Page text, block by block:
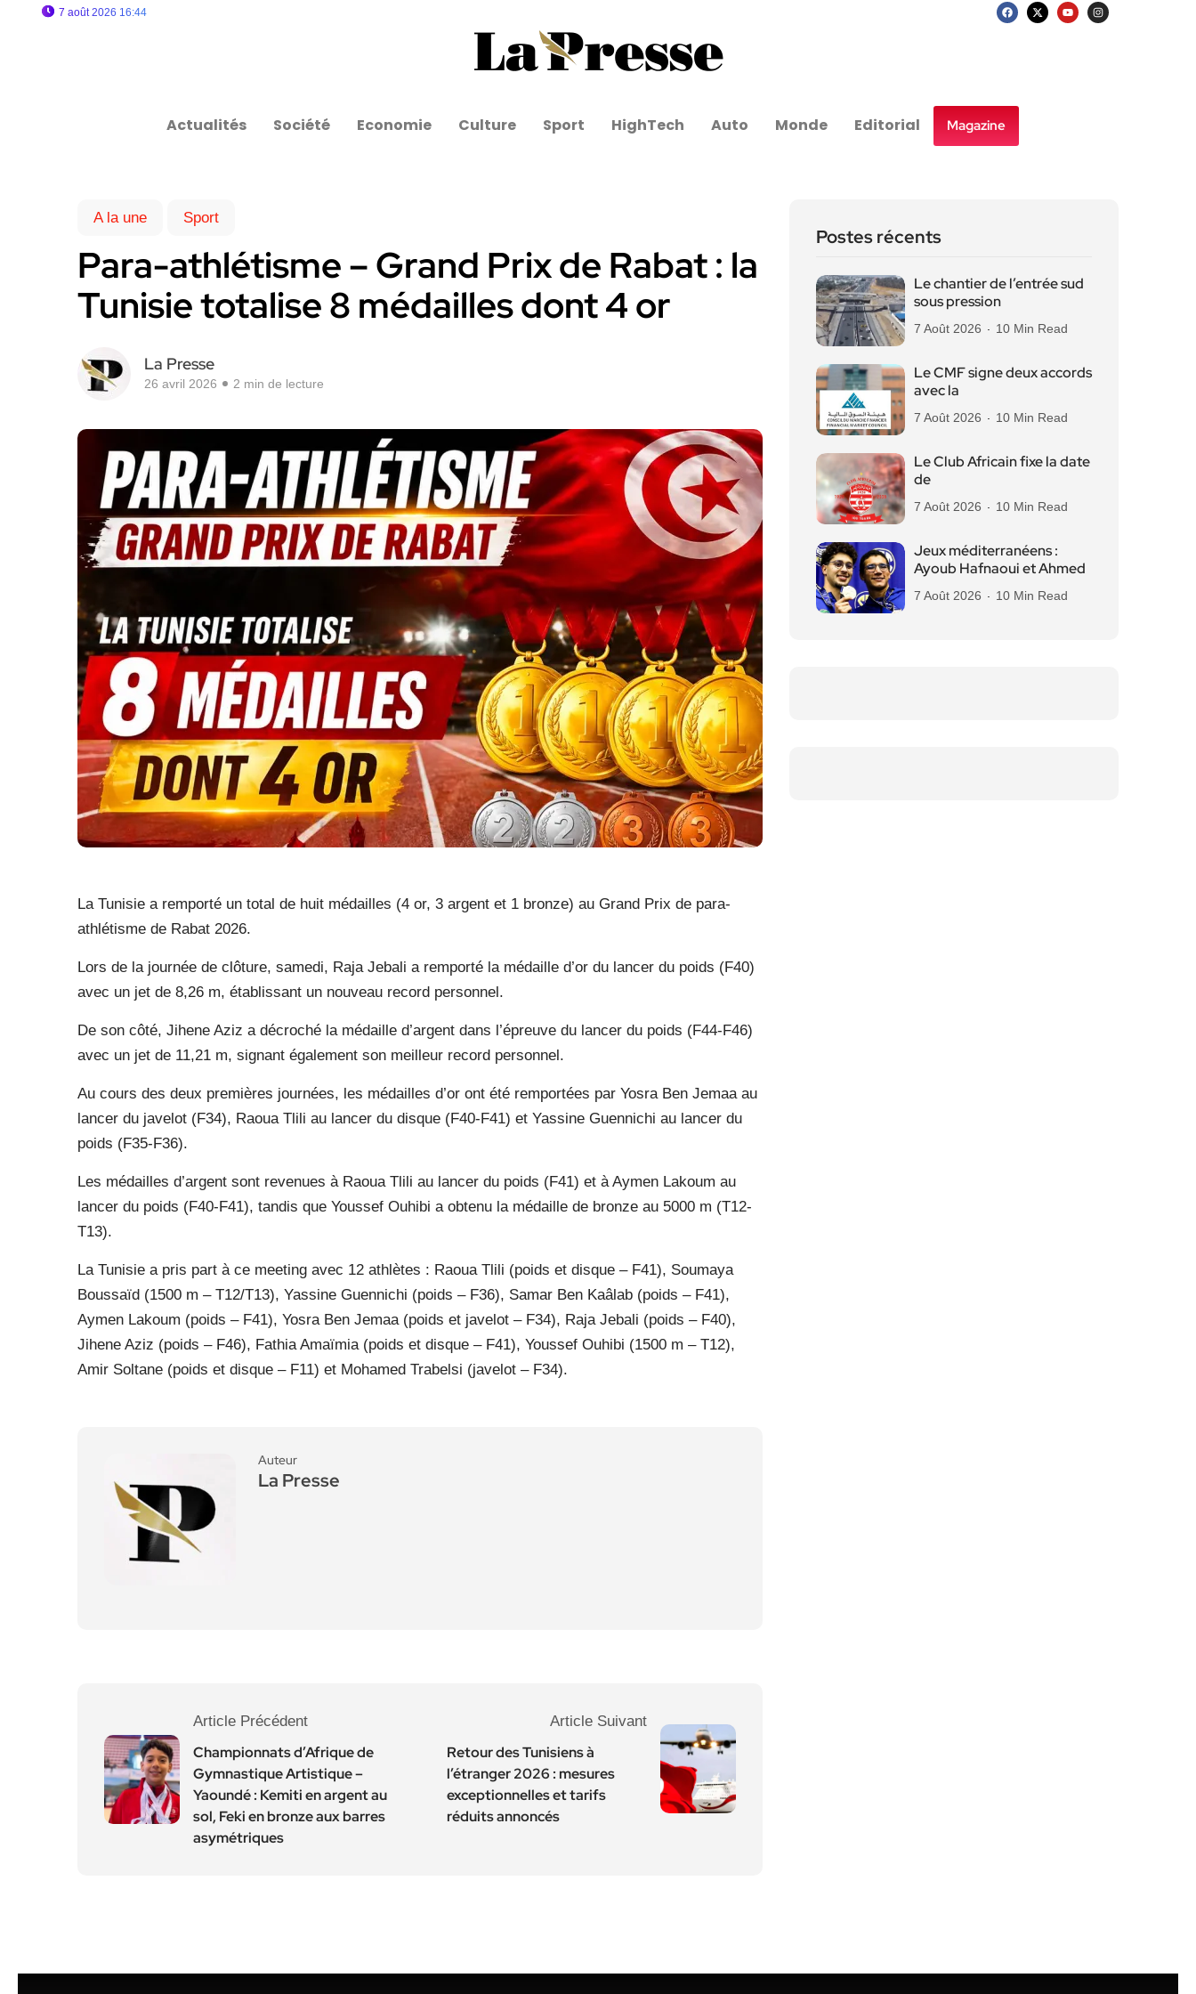
7 août 2026 16:44
Actualités Société Economie Culture Sport HighTech Auto Monde Editorial Magazine
A la une Sport
Para-athlétisme – Grand Prix de Rabat : la
Tunisie totalise 8 médailles dont 4 or
La Presse
26 avril 2026 2 min de lecture
La Tunisie a remporté un total de huit médailles (4 or, 3 argent et 1 bronze) au Grand Prix de para-
athlétisme de Rabat 2026.
Lors de la journée de clôture, samedi, Raja Jebali a remporté la médaille d’or du lancer du poids (F40)
avec un jet de 8,26 m, établissant un nouveau record personnel.
De son côté, Jihene Aziz a décroché la médaille d’argent dans l’épreuve du lancer du poids (F44-F46)
avec un jet de 11,21 m, signant également son meilleur record personnel.
Au cours des deux premières journées, les médailles d’or ont été remportées par Yosra Ben Jemaa au
lancer du javelot (F34), Raoua Tlili au lancer du disque (F40-F41) et Yassine Guennichi au lancer du
poids (F35-F36).
Les médailles d’argent sont revenues à Raoua Tlili au lancer du poids (F41) et à Aymen Lakoum au
lancer du poids (F40-F41), tandis que Youssef Ouhibi a obtenu la médaille de bronze au 5000 m (T12-
T13).
La Tunisie a pris part à ce meeting avec 12 athlètes : Raoua Tlili (poids et disque – F41), Soumaya
Boussaïd (1500 m – T12/T13), Yassine Guennichi (poids – F36), Samar Ben Kaâlab (poids – F41),
Aymen Lakoum (poids – F41), Yosra Ben Jemaa (poids et javelot – F34), Raja Jebali (poids – F40),
Jihene Aziz (poids – F46), Fathia Amaïmia (poids et disque – F41), Youssef Ouhibi (1500 m – T12),
Amir Soltane (poids et disque – F11) et Mohamed Trabelsi (javelot – F34).
Auteur
La Presse
Article Précédent
Championnats d’Afrique de
Gymnastique Artistique –
Yaoundé : Kemiti en argent au
sol, Feki en bronze aux barres
asymétriques
Article Suivant
Retour des Tunisiens à
l’étranger 2026 : mesures
exceptionnelles et tarifs
réduits annoncés
Postes récents
Le chantier de l’entrée sud
sous pression
7 Août 2026 10 Min Read
Le CMF signe deux accords
avec la
7 Août 2026 10 Min Read
Le Club Africain fixe la date
de
7 Août 2026 10 Min Read
Jeux méditerranéens :
Ayoub Hafnaoui et Ahmed
7 Août 2026 10 Min Read